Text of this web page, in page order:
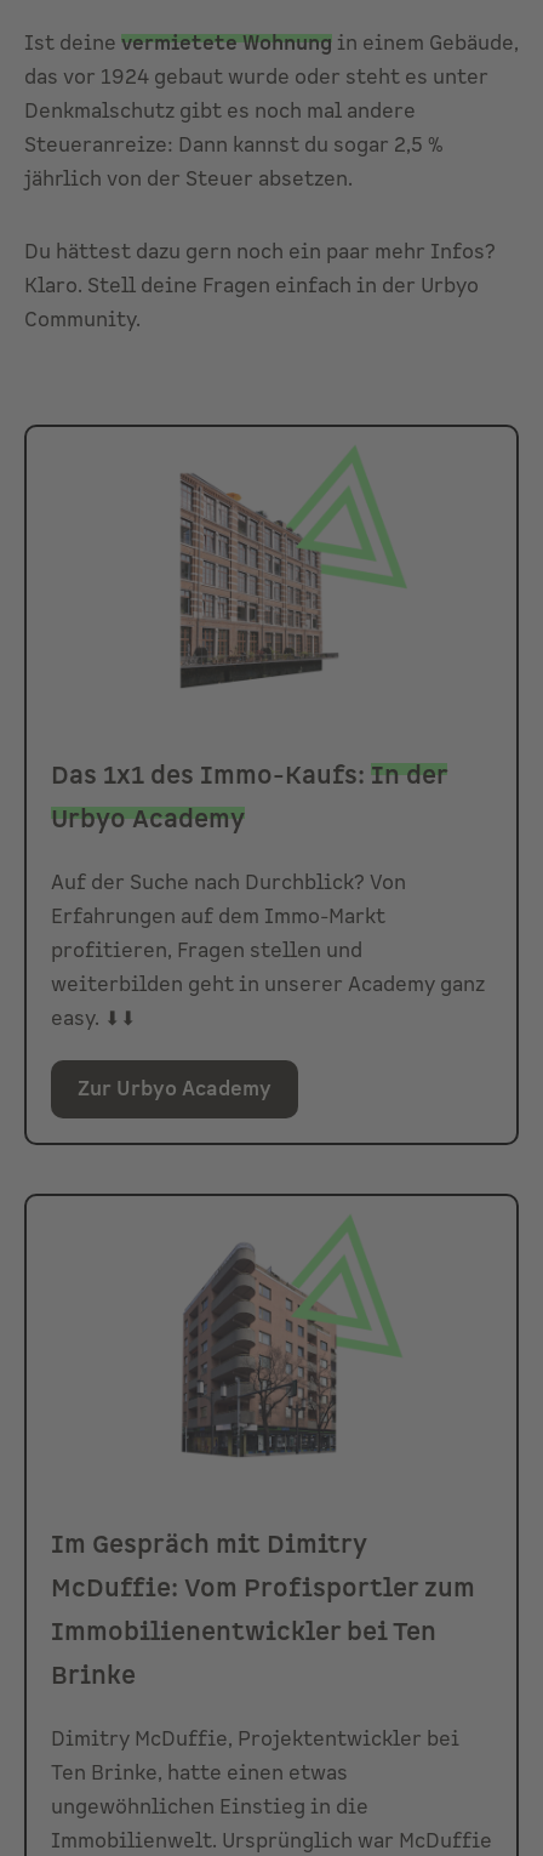
Ist deine vermietete Wohnung in einem Gebäude,
das vor 1924 gebaut wurde oder steht es unter
Denkmalschutz gibt es noch mal andere
Steueranreize: Dann kannst du sogar 2,5 %
jährlich von der Steuer absetzen.
Du hättest dazu gern noch ein paar mehr Infos?
Klaro. Stell deine Fragen einfach in der Urbyo
Community.
Das 1x1 des Immo-Kaufs: In der
Urbyo Academy
Auf der Suche nach Durchblick? Von
Erfahrungen auf dem Immo-Markt
profitieren, Fragen stellen und
weiterbilden geht in unserer Academy ganz
easy. ⬇⬇
Zur Urbyo Academy
Im Gespräch mit Dimitry
McDuffie: Vom Profisportler zum
Immobilienentwickler bei Ten
Brinke
Dimitry McDuffie, Projektentwickler bei
Ten Brinke, hatte einen etwas
ungewöhnlichen Einstieg in die
Immobilienwelt. Ursprünglich war McDuffie